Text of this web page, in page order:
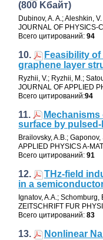
(800 Kбайт)
Dubinov,A. A.; Aleshkin,
JOURNAL OF PHYSICS-
Всего цитирований:94
10.
Feasibility
graphene layer
Ryzhii V.; Ryzhii M.;
JOURNAL OF APPLIED
Всего цитирований:94
11.
surface by
Brailovsky,A.B.; Gaponov,
APPLIED PHYSICS A-
Всего цитирований:91
12.
THz-field
in a
Ignatov,A.A.; Schomburg,
ZEITSCHRIFT FUR
Всего цитирований:83
13. Nonlinear